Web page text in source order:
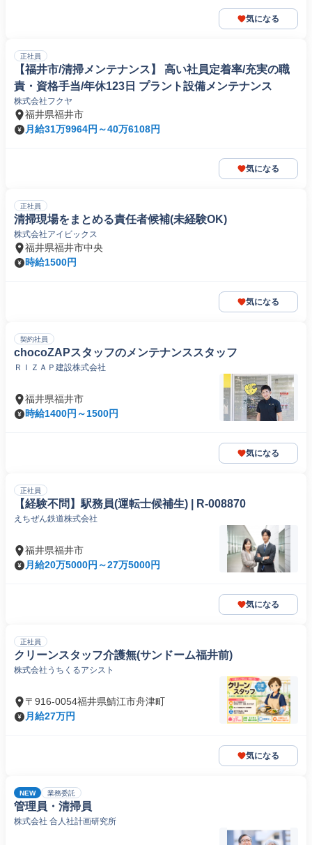
気になる
正社員
【福井市/清掃メンテナンス】 高い社員定着率/充実の職
責・資格手当/年休123日 プラント設備メンテナンス
株式会社フクヤ
福井県福井市
月給31万9964円～40万6108円
気になる
正社員
清掃現場をまとめる責任者候補(未経験OK)
株式会社アイビックス
福井県福井市中央
時給1500円
気になる
契約社員
chocoZAPスタッフのメンテナンススタッフ
ＲＩＺＡＰ建設株式会社
福井県福井市
時給1400円～1500円
気になる
正社員
【経験不問】駅務員(運転士候補生) | R-008870
えちぜん鉄道株式会社
福井県福井市
月給20万5000円～27万5000円
気になる
正社員
クリーンスタッフ介護無(サンドーム福井前)
株式会社うちくるアシスト
〒916-0054福井県鯖江市舟津町
月給27万円
気になる
NEW 業務委託
管理員・清掃員
株式会社 合人社計画研究所